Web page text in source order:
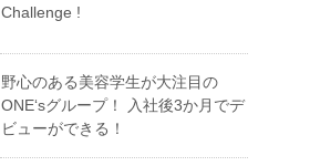
Challenge !
野心のある美容学生が大注目の
ONE‘sグループ！ 入社後3か月でデ
ビューができる！